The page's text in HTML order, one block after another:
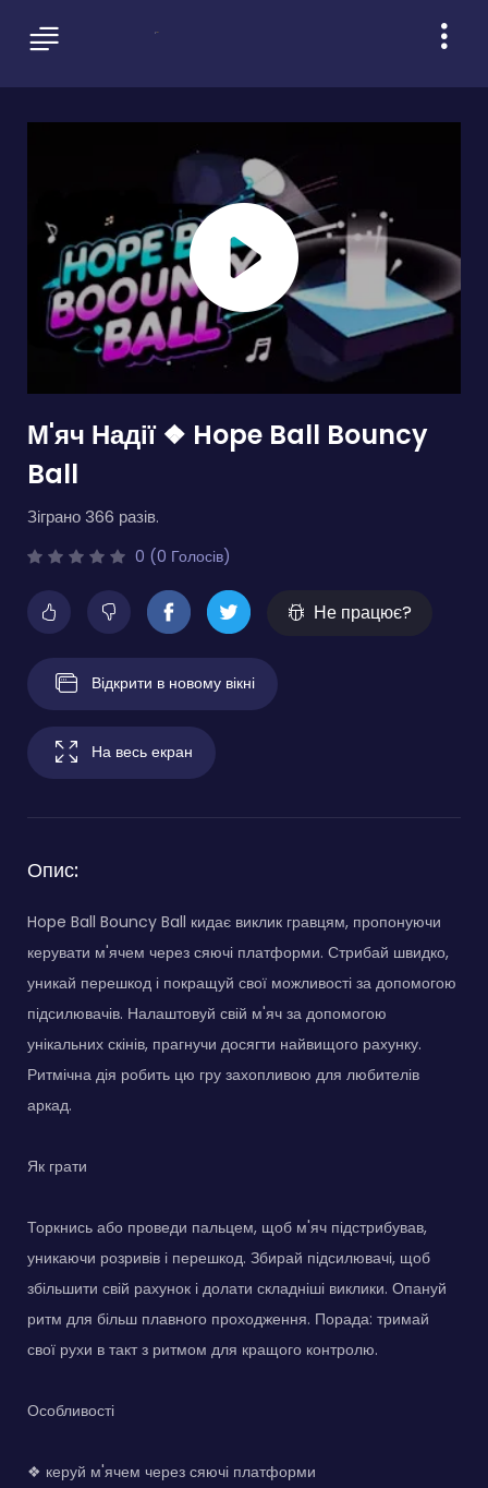
М'яч Надії ❖ Hope Ball Bouncy
Ball
Зіграно 366 разів.
0 (0 Голосів)
Не працює?
Відкрити в новому вікні
На весь екран
Опис:
Hope Ball Bouncy Ball кидає виклик гравцям, пропонуючи
керувати м'ячем через сяючі платформи. Стрибай швидко,
уникай перешкод і покращуй свої можливості за допомогою
підсилювачів. Налаштовуй свій м'яч за допомогою
унікальних скінів, прагнучи досягти найвищого рахунку.
Ритмічна дія робить цю гру захопливою для любителів
аркад.
Як грати
Торкнись або проведи пальцем, щоб м'яч підстрибував,
уникаючи розривів і перешкод. Збирай підсилювачі, щоб
збільшити свій рахунок і долати складніші виклики. Опануй
ритм для більш плавного проходження. Порада: тримай
свої рухи в такт з ритмом для кращого контролю.
Особливості
❖ керуй м'ячем через сяючі платформи